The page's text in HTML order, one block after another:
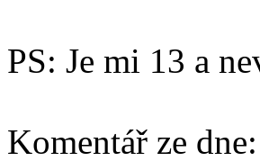
PS: Je mi 13 a
Komentář ze dne: